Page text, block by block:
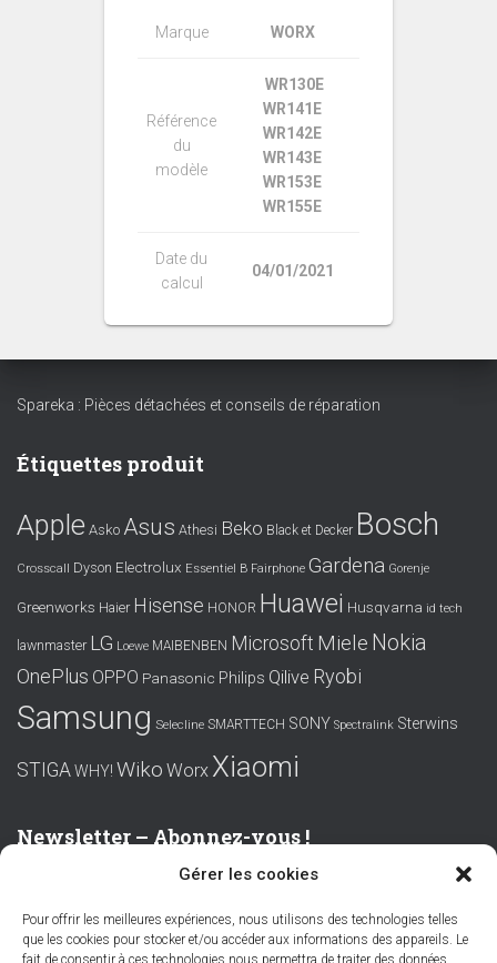
Gérer les cookies
Pour offrir les meilleures expériences, nous utilisons des technologies telles
que les cookies pour stocker et/ou accéder aux informations des appareils. Le
fait de consentir à ces technologies nous permettra de traiter des données
Marque WORX
Référence
du
modèle
WR130E
WR141E
WR142E
WR143E
WR153E
WR155E
Date du
calcul
04/01/2021
Spareka : Pièces détachées et conseils de réparation
Étiquettes produit
Apple Asko Asus Athesi Beko Black et Decker Bosch
Crosscall Dyson Electrolux Essentiel B Fairphone Gardena Gorenje
Greenworks Haier Hisense HONOR Huawei Husqvarna id tech
lawnmaster LG Loewe MAIBENBEN Microsoft Miele Nokia
OnePlus OPPO Panasonic Philips Qilive Ryobi
Samsung Selecline SMARTTECH SONY Spectralink Sterwins
STIGAWHY! Wiko Worx Xiaomi
Newsletter – Abonnez-vous !
Prénom ou nom complet
Email